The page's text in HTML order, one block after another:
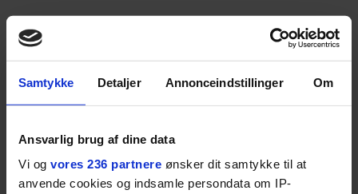
Samtykke Detaljer Annonceindstillinger Om
Ansvarlig brug af dine data
Vi og vores 236 partnere ønsker dit samtykke til at
anvende cookies og indsamle persondata om IP-